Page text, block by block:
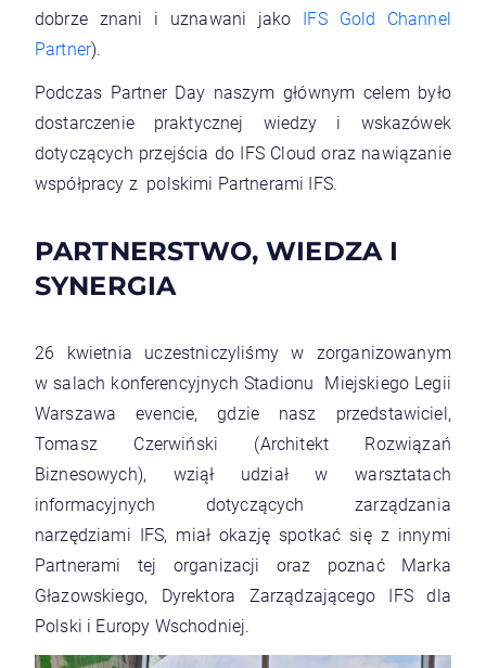
dobrze znani i uznawani jako
IFS Gold Channel
Partner).
Podczas Partner Day naszym głównym celem było
dostarczenie praktycznej wiedzy i wskazówek
dotyczących przejścia do IFS Cloud oraz nawiązanie
współpracy z polskimi Partnerami IFS.
PARTNERSTWO, WIEDZA I
SYNERGIA
26 kwietnia uczestniczyliśmy w zorganizowanym
w salach konferencyjnych Stadionu Miejskiego Legii
Warszawa evencie, gdzie nasz przedstawiciel,
Tomasz Czerwiński (Architekt Rozwiązań
Biznesowych), wziął udział w warsztatach
informacyjnych dotyczących zarządzania
narzędziami IFS, miał okazję spotkać się z innymi
Partnerami tej organizacji oraz poznać Marka
Głazowskiego, Dyrektora Zarządzającego IFS dla
Polski i Europy Wschodniej.